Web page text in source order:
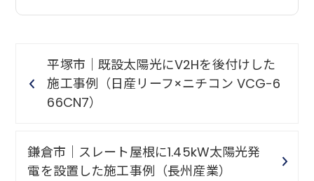
平塚市｜既設太陽光にV2Hを後付けした
施工事例（日産リーフ×ニチコン VCG-6
66CN7）
鎌倉市｜スレート屋根に1.45kW太陽光発
電を設置した施工事例（長州産業）